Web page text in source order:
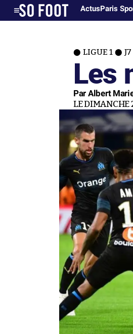
ActusParis
LIGUE 1 J7
Les
Par Albert
LE DIMANCHE